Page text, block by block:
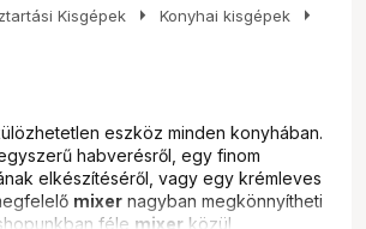
Kisgépek arrow_right Konyhai kisgépek arrow_right
eszköz minden konyhában.
habverésről, egy finom
elkészítéséről, vagy egy krémleves
mixer nagyban megkönnyítheti
féle mixer közül